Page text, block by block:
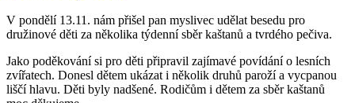
V pondělí 13.11. nám přišel pan myslivec udělat besedu pro
družinové děti za několika týdenní sběr kaštanů a tvrdého pečiva.
Jako poděkování si pro děti připravil zajímavé povídání o lesních
zvířatech. Donesl dětem ukázat i několik druhů paroží a vycpanou
liščí hlavu. Děti byly nadšené. Rodičům i dětem za sběr kaštanů